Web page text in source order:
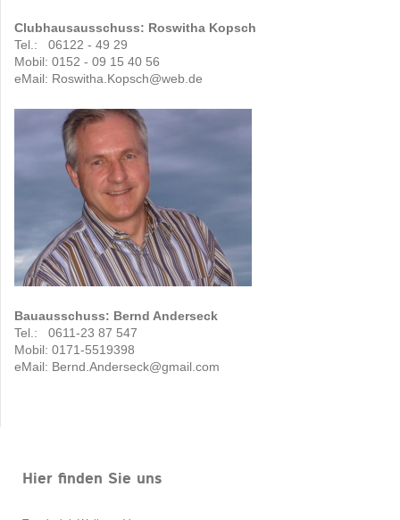
Clubhausausschuss: Roswitha Kopsch
Tel.: 06122 - 49 29
Mobil: 0152 - 09 15 40 56
eMail: Roswitha.Kopsch@web.de
Bauausschuss: Bernd Anderseck
Tel.: 0611-23 87 547
Mobil: 0171-5519398
eMail: Bernd.Anderseck@gmail.com
Hier finden Sie uns